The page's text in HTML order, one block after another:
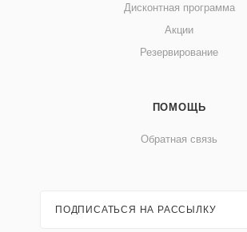
Дисконтная программа
Акции
Резервирование
ПОМОЩЬ
Обратная связь
ПОДПИСАТЬСЯ НА РАССЫЛКУ